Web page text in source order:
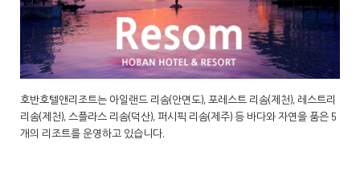
호반호텔앤리조트는 아일랜드 리솜(안면도), 포레스트 리솜(제천), 레스트리
리솜(제천), 스플라스 리솜(덕산), 퍼시픽 리솜(제주) 등 바다와 자연을 품은 5
개의 리조트를 운영하고 있습니다.